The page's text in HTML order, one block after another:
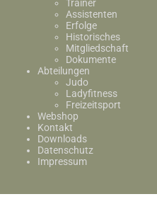
Trainer
Assistenten
Erfolge
Historisches
Mitgliedschaft
Dokumente
Abteilungen
Judo
Ladyfitness
Freizeitsport
Webshop
Kontakt
Downloads
Datenschutz
Impressum